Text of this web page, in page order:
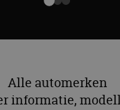
Alle automerken
informatie,